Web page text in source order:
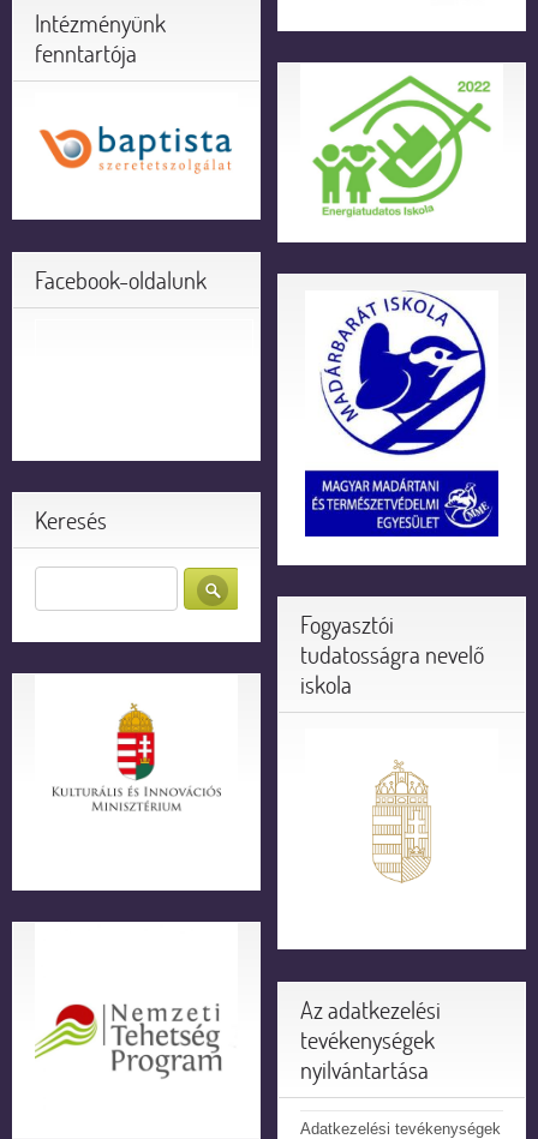
Intézményünk
fenntartója
Facebook-oldalunk
Keresés
Fogyasztói
tudatosságra nevelő
iskola
Az adatkezelési
tevékenységek
nyilvántartása
Adatkezelési tevékenységek